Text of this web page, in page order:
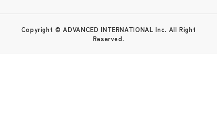
Copyright © ADVANCED INTERNATIONAL Inc. All Right
Reserved.